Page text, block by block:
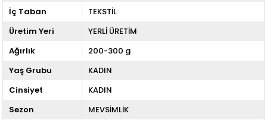
İç Taban
TEKSTİL
Üretim Yeri
YERLİ ÜRETİM
Ağırlık
200-300 g
Yaş Grubu
KADIN
Cinsiyet
KADIN
Sezon
MEVSİMLİK